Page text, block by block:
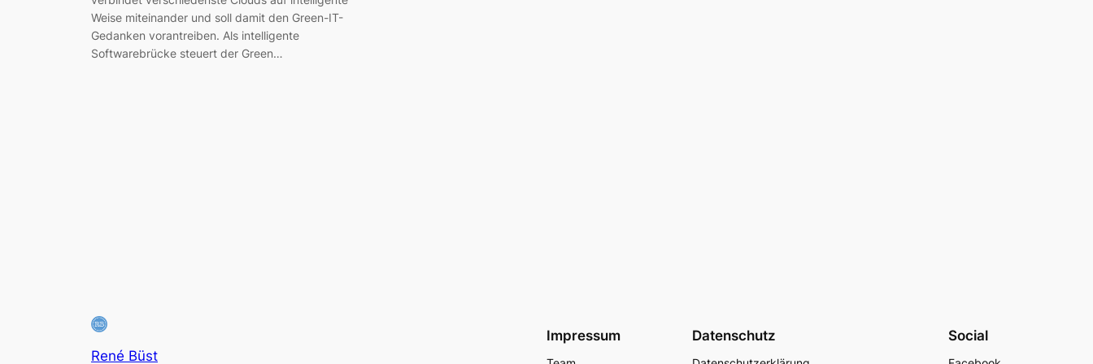
Weise miteinander und soll damit den Green-IT-
Gedanken vorantreiben. Als intelligente
Softwarebrücke steuert der Green…
René Büst
Impressum Datenschutz Social